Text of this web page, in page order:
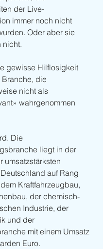
der Live-
immer noch nicht
Oder aber sie
nicht.
gewisse Hilflosigkeit
die
nicht als
wahrgenommen
Die
liegt in der
umsatzstärksten
auf Rang
Kraftfahrzeugbau,
der chemisch-
Industrie, der
und der
mit einem Umsatz
Euro.